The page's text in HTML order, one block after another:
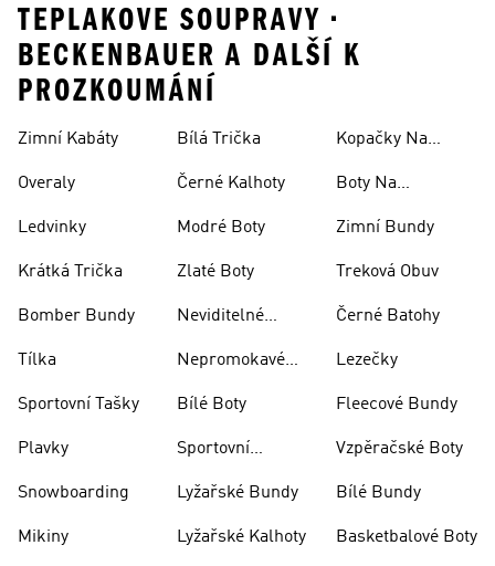
TEPLAKOVE SOUPRAVY •
BECKENBAUER A DALŠÍ K
PROZKOUMÁNÍ
Zimní Kabáty
Overaly
Ledvinky
Krátká Trička
Bomber Bundy
Tílka
Sportovní Tašky
Plavky
Snowboarding
Mikiny
Bílá Trička
Černé Kalhoty
Modré Boty
Zlaté Boty
Neviditelné
Nepromokavé
Bílé Boty
Sportovní
Lyžařské Bundy
Lyžařské Kalhoty
Kopačky Na
Boty Na
Zimní Bundy
Treková Obuv
Černé Batohy
Lezečky
Fleecové Bundy
Vzpěračské Boty
Bílé Bundy
Basketbalové Boty